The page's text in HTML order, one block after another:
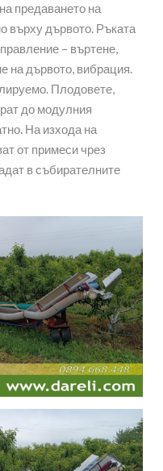
предаването на
върху дървото. Ръката
– въртене,
на дървото, вибрация.
Плодовете,
до модулния
На изхода на
от примеси чрез
в събирателните